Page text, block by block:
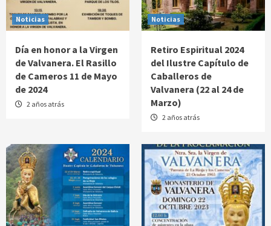
Noticias
Día en honor a la Virgen
de Valvanera. El Rasillo
de Cameros 11 de Mayo
de 2024
2 años atrás
Noticias
Retiro Espiritual 2024
del Ilustre Capítulo de
Caballeros de
Valvanera (22 al 24 de
Marzo)
2 años atrás